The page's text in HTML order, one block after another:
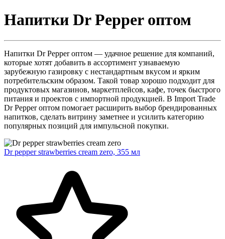
Напитки Dr Pepper оптом
Напитки Dr Pepper оптом — удачное решение для компаний,
которые хотят добавить в ассортимент узнаваемую
зарубежную газировку с нестандартным вкусом и ярким
потребительским образом. Такой товар хорошо подходит для
продуктовых магазинов, маркетплейсов, кафе, точек быстрого
питания и проектов с импортной продукцией. В Import Trade
Dr Pepper оптом помогает расширить выбор брендированных
напитков, сделать витрину заметнее и усилить категорию
популярных позиций для импульсной покупки.
Dr pepper strawberries cream zero, 355 мл